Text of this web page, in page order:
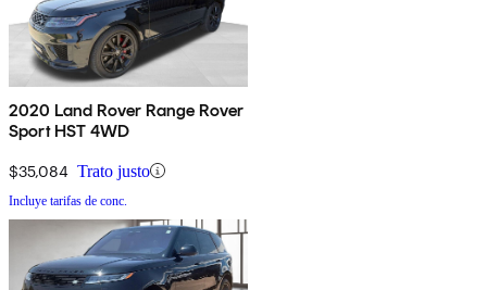
2020 Land Rover Range Rover
Sport HST 4WD
$35,084 Trato justo
Incluye tarifas de conc.